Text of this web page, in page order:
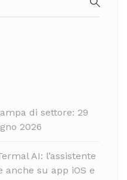
di settore: 29
2026
AI: l’assistente
su app iOS e